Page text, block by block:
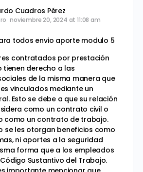
Cuadros Pérez
noviembre 20, 2024 at 11:08 am
todos envio aporte modulo 5
contratados por prestación
tienen derecho a las
de la misma manera que
vinculados mediante un
Esto se debe a que su relación
como un contrato civil o
como un contrato de trabajo.
se les otorgan beneficios como
ni aportes a la seguridad
forma que a los empleados
Sustantivo del Trabajo.